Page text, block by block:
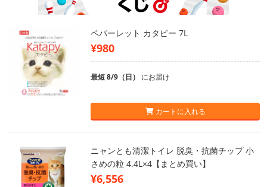
ペパーレット カタピー 7L
¥980
最短 8/9（日） にお届け
カートに入れる
ニャンとも清潔トイレ 脱臭・抗菌チップ 小
さめの粒 4.4L×4【まとめ買い】
¥6,556